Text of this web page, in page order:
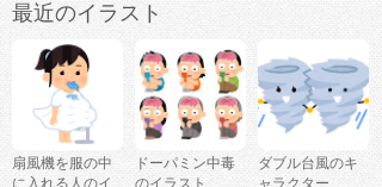
最近のイラスト
扇風機を服の中
ドーパミン中毒
ダブル台風のキ